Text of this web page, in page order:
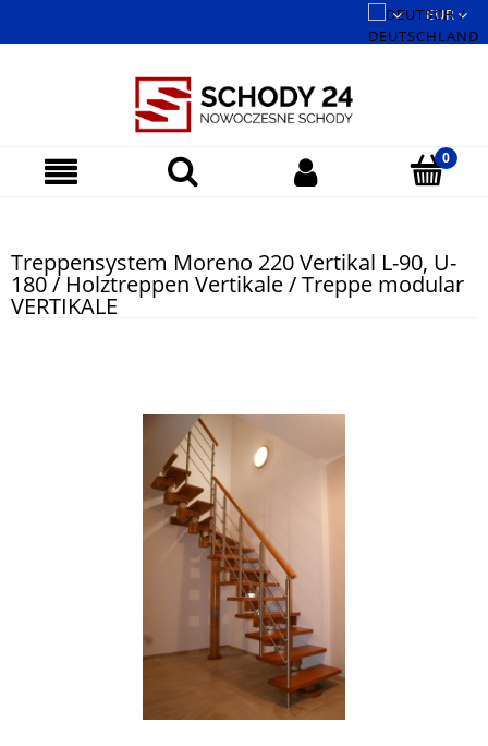
Treppensystem Moreno 220 Vertikal L-90, U-
180 / Holztreppen Vertikale / Treppe modular
VERTIKALE